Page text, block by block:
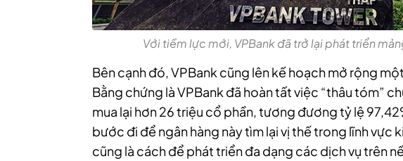
Với tiềm lực mới, VPBank đã trở lại phát triển
Bên cạnh đó, VPBank cũng lên kế hoạch mở rộng
Bằng chứng làVPBank đã hoàn tất việc “thâu tóm”
mua lại hơn 26 triệu cổ phần, tương đương tỷ lệ
bước đi để ngân hàng này tìm lại vị thế trong lĩnh vực
cũng là cách để phát triển đa dạng các dịch vụ trên